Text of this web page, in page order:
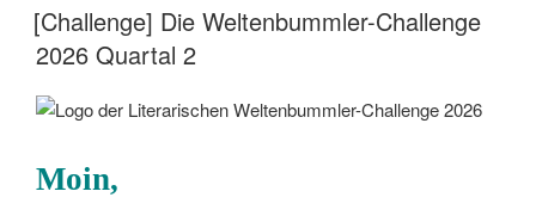
AM
[Challenge] Die Weltenbummler-Challenge
2026 Quartal 2
Moin,